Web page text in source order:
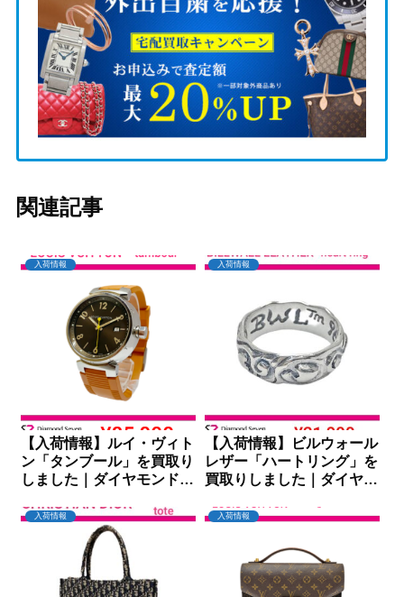
関連記事
入荷情報
【入荷情報】ルイ・ヴィト
ン「タンブール」を買取り
しました｜ダイヤモンドセ
入荷情報
【入荷情報】ビルウォール
レザー「ハートリング」を
買取りしました｜ダイヤモ
入荷情報 入荷情報